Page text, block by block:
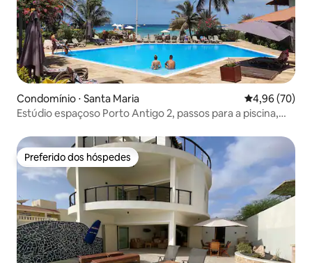
Condomínio ⋅ Santa Maria 4,96 de uma
4,96 (70)
Estúdio espaçoso Porto Antigo 2, passos para a piscina,
Preferido dos hóspedes
Preferido dos hóspedes